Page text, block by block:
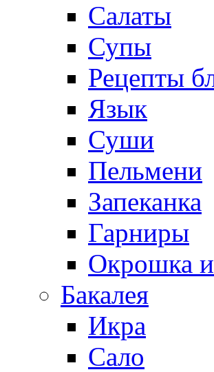
Салаты
Супы
Рецепты
Язык
Суши
Пельмени
Запеканка
Гарниры
Окрошка
Бакалея
Икра
Сало